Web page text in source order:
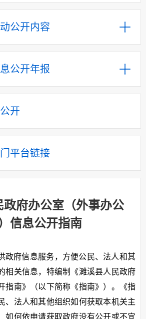
公开内容
公开年报
开
平台链接
政府办公室（外事办公
信息公开指南
政府信息服务，方便公民、法人和其
相关信息，特编制《濉溪县人民政府
指南》（以下简称《指南》）。《指
、法人和其他组织如何获取本机关主
如何依申请获取政府没有公开或不宜